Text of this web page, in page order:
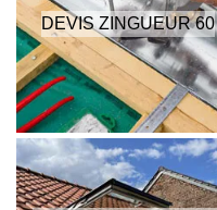
DEVIS ZINGUEUR 60